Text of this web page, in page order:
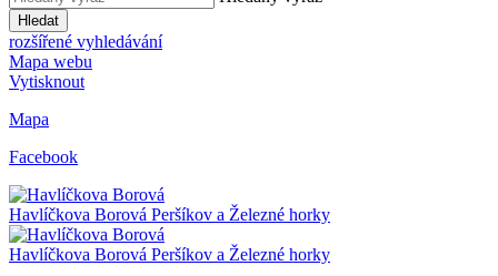
Hledat
rozšířené vyhledávání
Mapa webu
Vytisknout
Mapa
Facebook
Havlíčkova Borová Peršíkov a Železné horky
Havlíčkova Borová Peršíkov a Železné horky